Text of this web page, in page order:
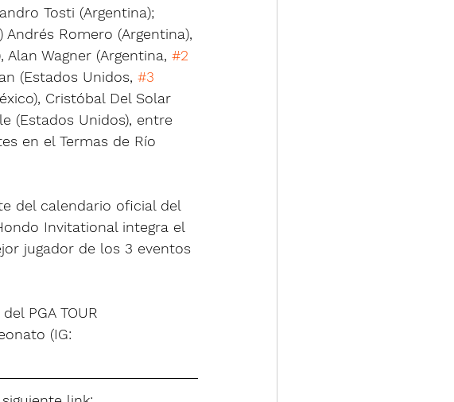
Tosti (Argentina);
Andrés Romero (Argentina),
Wagner (Argentina, #2
(Estados Unidos, #3
Cristóbal Del Solar
(Estados Unidos), entre
en el Termas de Río
del calendario oficial del
Invitational integra el
jugador de los 3 eventos
PGA TOUR
(IG: